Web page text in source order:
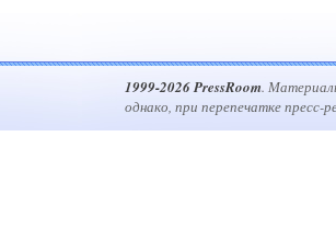
1999-2026 PressRoom.
однако, при перепечатке пресс-